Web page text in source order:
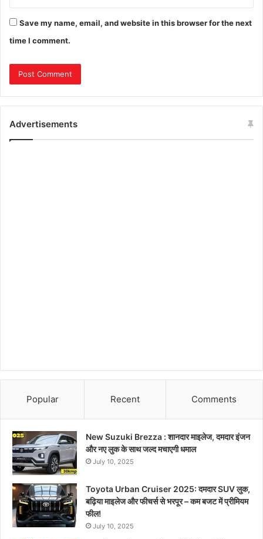
Save my name, email, and website in this browser for the next
time I comment.
Advertisements
Popular Recent Comments
New Suzuki Brezza : शानदार माइलेज, दमदार इंजन
और नए लुक के साथ जल्द मचाएगी धमाल
July 10, 2025
Toyota Urban Cruiser 2025: दमदार SUV लुक,
बढ़िया माइलेज और फीचर्स से भरपूर – कम बजट में प्रीमियम
फील!
July 10, 2025